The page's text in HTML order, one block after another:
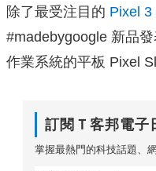
除了最受注目的 Pixel 3
#madebygoogle 新品
作業系統的平板 Pixel
訂閱Ｔ客邦電子
掌握最熱門的科技話題、